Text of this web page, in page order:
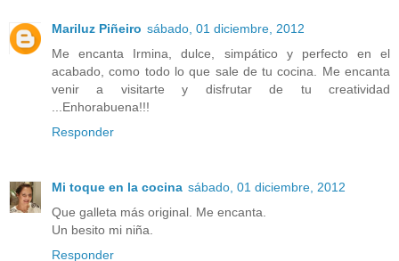
Mariluz Piñeiro sábado, 01 diciembre, 2012
Me encanta Irmina, dulce, simpático y perfecto en el
acabado, como todo lo que sale de tu cocina. Me encanta
venir a visitarte y disfrutar de tu creatividad
...Enhorabuena!!!
Responder
Mi toque en la cocina sábado, 01 diciembre, 2012
Que galleta más original. Me encanta.
Un besito mi niña.
Responder